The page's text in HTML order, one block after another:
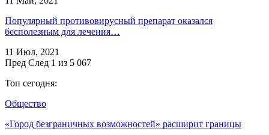
Популярный противовирусный препарат оказался
бесполезным для лечения…
11 Июл, 2021
Пред След 1 из 5 067
Топ сегодня:
Общество
«Город безграничных возможностей» расширит границы